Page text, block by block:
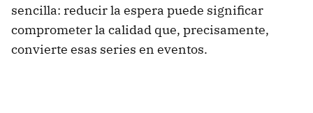
sencilla: reducir la espera puede significar
comprometer la calidad que, precisamente,
convierte esas series en eventos.